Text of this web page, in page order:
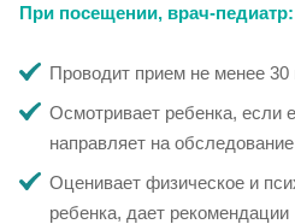
При посещении, врач-педиатр:
Проводит прием не менее 30
Осмотривает ребенка, если
направляет на
Оценивает физическое и
ребенка, дает рекомендации